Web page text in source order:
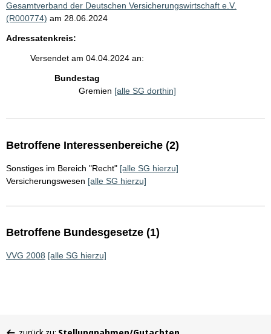
Gesamtverband der Deutschen Versicherungswirtschaft e.V.
(R000774) am 28.06.2024
Adressatenkreis:
Versendet am 04.04.2024 an:
Bundestag
Gremien [alle SG dorthin]
Betroffene Interessenbereiche (2)
Sonstiges im Bereich "Recht" [alle SG hierzu]
Versicherungswesen [alle SG hierzu]
Betroffene Bundesgesetze (1)
VVG 2008 [alle SG hierzu]